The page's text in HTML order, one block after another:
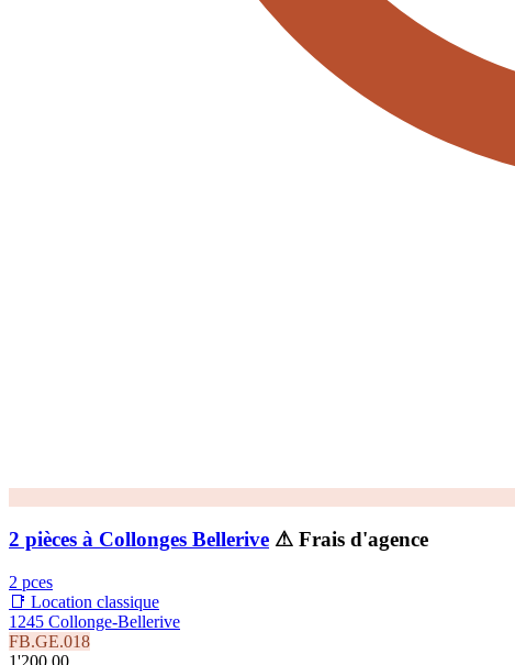
2 pièces à Collonges Bellerive ⚠ Frais d'agence
2 pces
📑 Location classique
1245 Collonge-Bellerive
FB.GE.018
1'200.00